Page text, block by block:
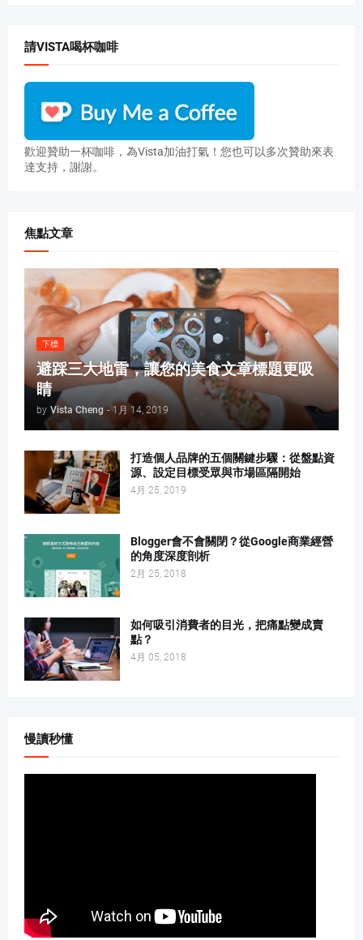
請VISTA喝杯咖啡
歡迎贊助一杯咖啡，為Vista加油打氣！您也可以多次贊助來表
達支持，謝謝。
焦點文章
下標
避踩三大地雷，讓您的美食文章標題更吸
睛
by Vista Cheng - 1月 14, 2019
打造個人品牌的五個關鍵步驟：從盤點資
源、設定目標受眾與市場區隔開始
4月 25, 2019
Blogger會不會關閉？從Google商業經營
的角度深度剖析
2月 25, 2018
如何吸引消費者的目光，把痛點變成賣
點？
4月 05, 2018
慢讀秒懂